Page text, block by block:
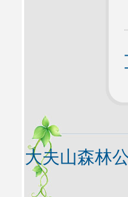
大夫山森林